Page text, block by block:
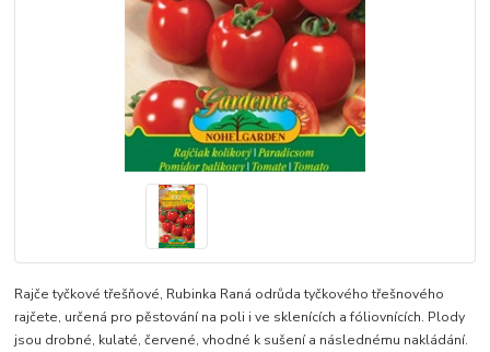
Rajče tyčkové třešňové, Rubinka Raná odrůda tyčkového třešnového
rajčete, určená pro pěstování na poli i ve sklenících a fóliovnících. Plody
jsou drobné, kulaté, červené, vhodné k sušení a následnému nakládání.